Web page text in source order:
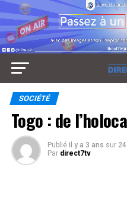
SOCIÉTÉ
Togo : de
Publié il y a 3 ans sur
Par direct7tv